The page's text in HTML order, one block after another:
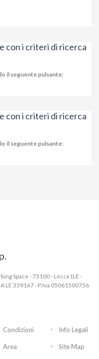
con i criteri di ricerca
il seguente pulsante:
con i criteri di ricerca
il seguente pulsante:
Space - 73100 - Lecce (LE -
LE 339167 - P.Iva 05061500756
Condizioni Info Legali
Area Site Map